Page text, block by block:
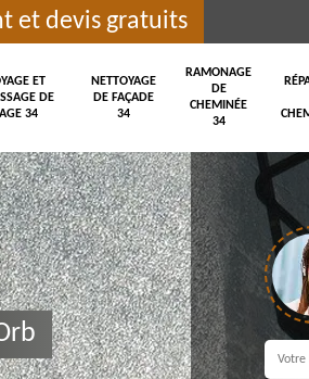
et devis gratuits
ET
DE
34
NETTOYAGE
DE FAÇADE
34
RAMONAGE
DE
CHEMINÉE
34